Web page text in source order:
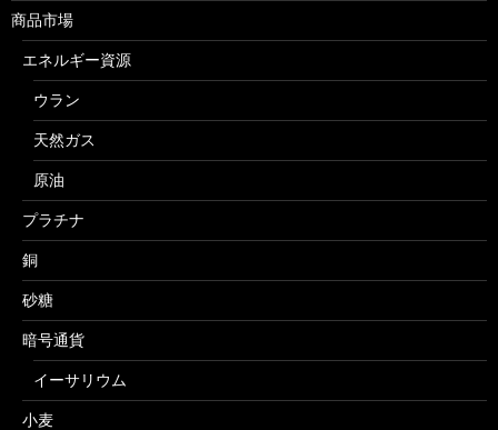
商品市場
エネルギー資源
ウラン
天然ガス
原油
プラチナ
銅
砂糖
暗号通貨
イーサリウム
小麦